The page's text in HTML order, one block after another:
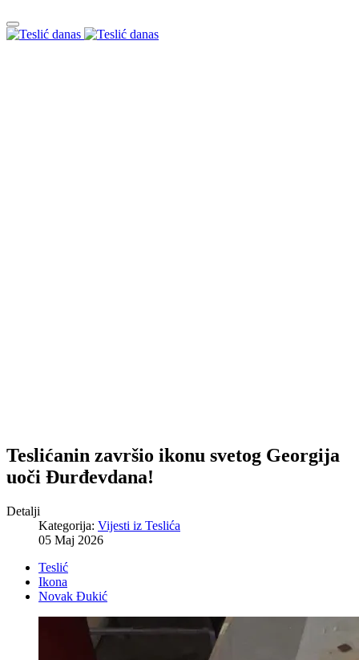
Teslićanin završio ikonu svetog Georgija
uoči Đurđevdana!
Detalji
Kategorija: Vijesti iz Teslića
05 Maj 2026
Teslić
Ikona
Novak Đukić